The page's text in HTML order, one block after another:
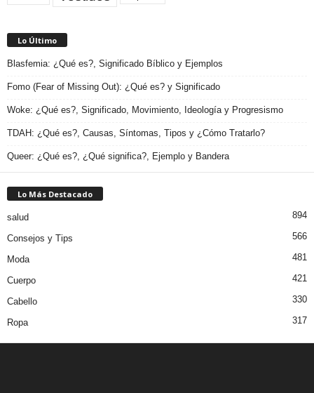
Lo Último
Blasfemia: ¿Qué es?, Significado Bíblico y Ejemplos
Fomo (Fear of Missing Out): ¿Qué es? y Significado
Woke: ¿Qué es?, Significado, Movimiento, Ideología y Progresismo
TDAH: ¿Qué es?, Causas, Síntomas, Tipos y ¿Cómo Tratarlo?
Queer: ¿Qué es?, ¿Qué significa?, Ejemplo y Bandera
Lo Más Destacado
salud 894
Consejos y Tips 566
Moda 481
Cuerpo 421
Cabello 330
Ropa 317